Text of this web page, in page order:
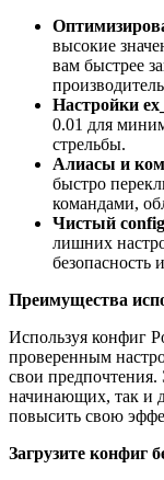
высокие
вам быстрее
Настройки
0.01 для
стрельбы.
Алиасы и
быстро
командами,
Чистый
лишних
безопасность
Преимущества
Используя конфиг
проверенным
свои
начинающих, так и
повысить свою
Загрузите конфиг